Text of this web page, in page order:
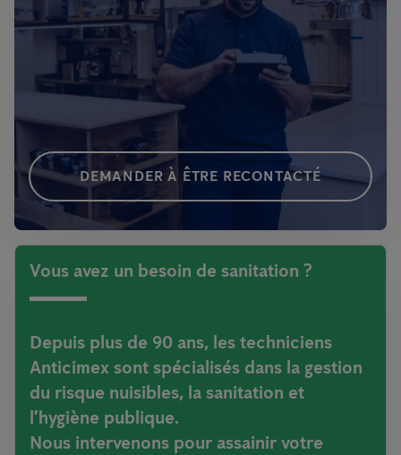
DEMANDER À ÊTRE RECONTACTÉ
Vous avez un besoin de sanitation ?
Depuis plus de 90 ans, les techniciens
Anticimex sont spécialisés dans la gestion
du risque nuisibles, la sanitation et
l’hygiène publique.
Nous intervenons pour assainir votre